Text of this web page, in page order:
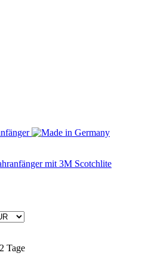
mit 3M Scotchlite
Tage